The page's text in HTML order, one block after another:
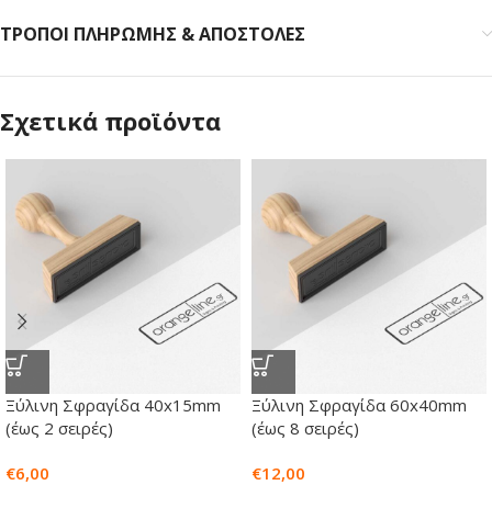
ΤΡΟΠΟΙ ΠΛΗΡΩΜΗΣ & ΑΠΟΣΤΟΛΕΣ
Σχετικά προϊόντα
Ξύλινη Σφραγίδα 40x15mm
(έως 2 σειρές)
€6,00
Ξύλινη Σφραγίδα 60x40mm
(έως 8 σειρές)
€12,00